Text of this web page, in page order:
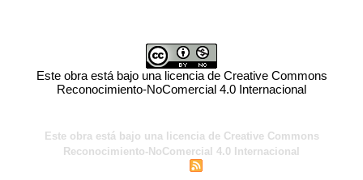
Este obra está bajo una licencia de Creative Commons
Reconocimiento-NoComercial 4.0 Internacional
Este obra está bajo una licencia de Creative Commons
Reconocimiento-NoComercial 4.0 Internacional